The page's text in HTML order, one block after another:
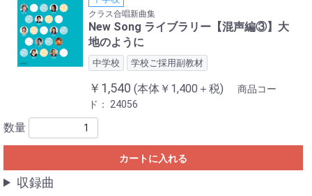
クラス合唱新曲集
New Song ライブラリー【混声編③】大
地のように
中学校 学校ご採用副教材
￥1,540 (本体￥1,400＋税)
商品コー
ド： 24056
数量
カートに入れる
収録曲